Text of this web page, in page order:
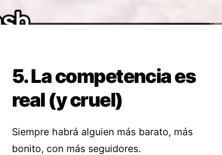
5. La competencia es
real (y cruel)
Siempre habrá alguien más barato, más
bonito, con más seguidores.